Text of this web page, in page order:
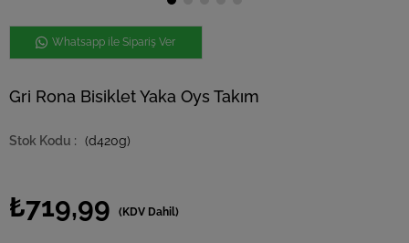
Whatsapp ile Sipariş Ver
Gri Rona Bisiklet Yaka Oys Takım
(d420g)
₺719,99 (KDV Dahil)